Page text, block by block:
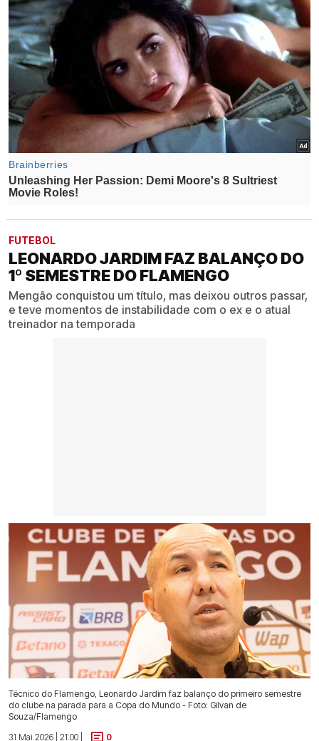
FUTEBOL
LEONARDO JARDIM FAZ BALANÇO DO
1º SEMESTRE DO FLAMENGO
Mengão conquistou um título, mas deixou outros passar,
e teve momentos de instabilidade com o ex e o atual
treinador na temporada
Técnico do Flamengo, Leonardo Jardim faz balanço do primeiro semestre
do clube na parada para a Copa do Mundo - Foto: Gilvan de
Souza/Flamengo
31 Mai 2026 | 21:00 |
0